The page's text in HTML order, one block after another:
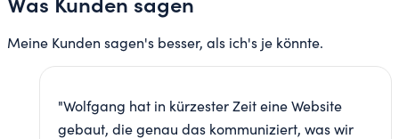
Was Kunden sagen
Meine Kunden sagen's besser, als ich's je könnte.
"Wolfgang hat in kürzester Zeit eine Website
gebaut, die genau das kommuniziert, was wir